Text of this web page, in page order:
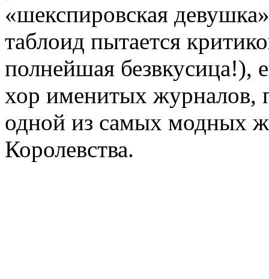
«шекспировская
таблоид пытается
полнейшая безвкусица!),
хор именитых журналов,
одной из самых модных
Королевства.